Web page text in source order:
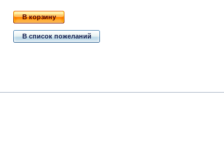
В корзину
В список пожеланий